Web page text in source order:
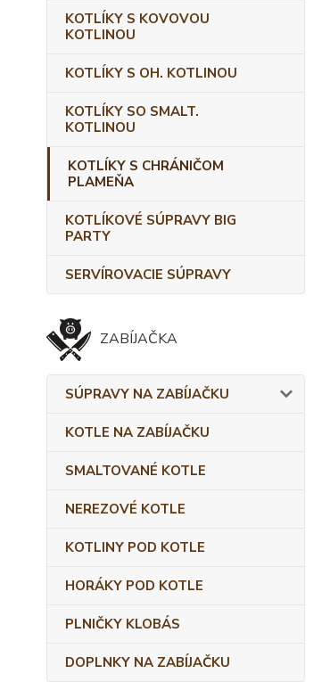
KOTLÍKY S KOVOVOU
KOTLINOU
KOTLÍKY S OH. KOTLINOU
KOTLÍKY SO SMALT.
KOTLINOU
KOTLÍKY S CHRÁNIČOM
PLAMEŇA
KOTLÍKOVÉ SÚPRAVY BIG
PARTY
SERVÍROVACIE SÚPRAVY
ZABÍJAČKA
SÚPRAVY NA ZABÍJAČKU
KOTLE NA ZABÍJAČKU
SMALTOVANÉ KOTLE
NEREZOVÉ KOTLE
KOTLINY POD KOTLE
HORÁKY POD KOTLE
PLNIČKY KLOBÁS
DOPLNKY NA ZABÍJAČKU